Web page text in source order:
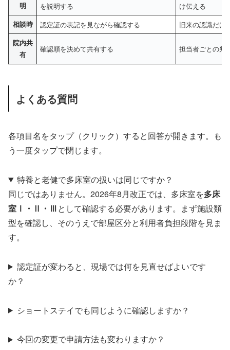
明
を説明する
け伝える
相談時 認定証の表記を見ながら確認する 旧来の認識だけ
院内共
有
確認順を決めて共有する 担当者ごとの判
よくある質問
各項目名をタップ（クリック）すると回答が開きます。も
う一度タップで閉じます。
特養と老健で多床室の扱いは同じですか？
同じではありません。2026年8月改正では、多床室を多床
室Ⅰ・Ⅱ・Ⅲとして確認する必要があります。まず施設類
型を確認し、そのうえで部屋区分と利用者負担段階を見ま
す。
認定証が変わると、現場では何を見直せばよいです
か？
ショートステイでも同じように確認しますか？
今回の変更で申請方法も変わりますか？